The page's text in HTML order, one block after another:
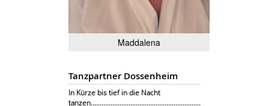
Maddalena
Tanzpartner Dossenheim
In Kürze bis tief in die Nacht
tanzen.............................................................